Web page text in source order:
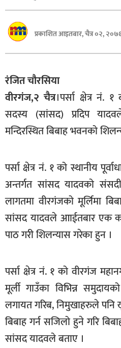
लुम्बिनी
गण्डकी
बागमती
कर्णाली
सुदूरपश्चिम
मधेश
विशेष
प्रमुख
समाचार
राष्ट्रिय
अन्तराष्ट्रिय
अन्तरबार्ता
अर्थ
खेलकुद
मनोरञ्जन
फोटो
/
प्रकाशित आइतबार, चैत्र ०२,
रंजित चौरसिया
वीरगंज,२ चैत्र।पर्सा क्षेत्र नं. १
सदस्य (सांसद) प्रदिप
मन्दिरस्थित बिबाह भवनको
पर्सा क्षेत्र नं. १ को स्थानीय
अन्तर्गत सांसद यादवको
लागतमा वीरगंजको मूर्लिमा
सांसद यादवले आाईतबार एक
पाठ गरी शिलन्यास गरेका हुन ।
पर्सा क्षेत्र नं. १ को वीरगंज
मूर्ली गाउँका विभिन्न
लगायत गरिब, निमुखाहरुले
बिबाह गर्न सजिलो हुने गरि
सांसद यादवले बताए ।